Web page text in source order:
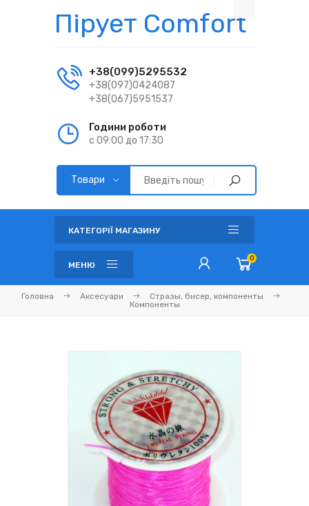
Пірует Comfort
+38(099)5295532
+38(097)0424087
+38(067)5951537
Години роботи
с 09:00 до 17:30
КАТЕГОРІЇ МАГАЗИНУ
МЕНЮ
0
Головна Аксесуари
Стразы, бисер, компоненты
Компоненты